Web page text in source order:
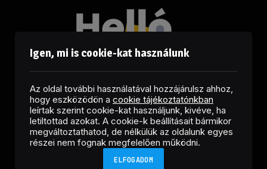
FacebookLinkedInX
(Twitter)
RSS
Igen, mi is cookie-kat használunk
Az oldal további használatával hozzájárulsz ahhoz,
hogy eszközödön a cookie tájékoztatónkban
leírtak szerint cookie-kat használjunk, kivéve, ha
letiltottad azokat. A cookie-k beállításait bármikor
megváltoztathatod, de nélkülük az oldalunk egyes
részei nem fognak megfelelően működni.
ELFOGADOM